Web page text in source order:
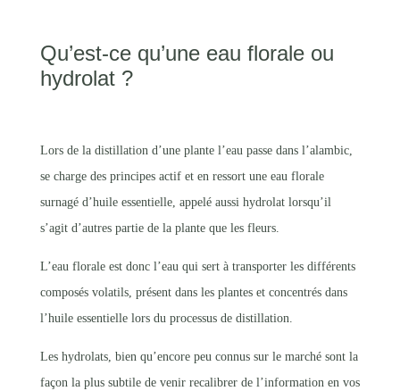
Qu’est-ce qu’une eau florale ou
hydrolat ?
Lors de la distillation d’une plante l’eau passe dans l’alambic,
se charge des principes actif et en ressort une eau florale
surnagé d’huile essentielle, appelé aussi hydrolat lorsqu’il
s’agit d’autres partie de la plante que les fleurs.
L’eau florale est donc l’eau qui sert à transporter les différents
composés volatils, présent dans les plantes et concentrés dans
l’huile essentielle lors du processus de distillation.
Les hydrolats, bien qu’encore peu connus sur le marché sont la
façon la plus subtile de venir recalibrer de l’information en vos